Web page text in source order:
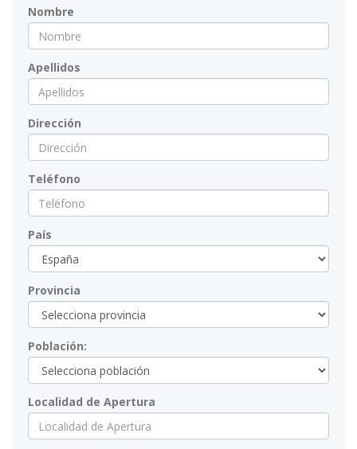
Nombre
Apellidos
Dirección
Teléfono
País
Provincia
Población:
Localidad de Apertura